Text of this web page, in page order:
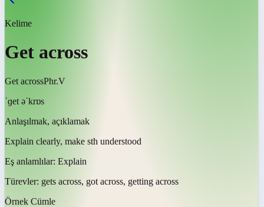
Kelime
Get across
Get acrossPhr.V
ˈɡet əˈkrɒs
Anlaşılmak, açıklamak
Explain clearly, make sth understood
Eş anlamlılar: Explain
Türevler: gets across, got across, getting across
Örnek Cümle